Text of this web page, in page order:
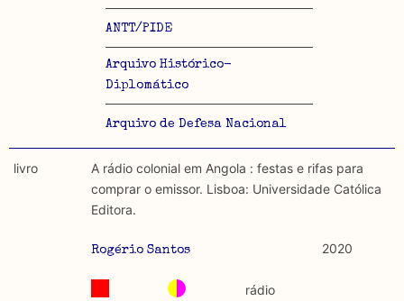
ANTT/PIDE
Arquivo Histórico-
Diplomático
Arquivo de Defesa Nacional
livro
A rádio colonial em Angola : festas e rifas para
comprar o emissor. Lisboa: Universidade Católica
Editora.
Rogério Santos 2020
rádio